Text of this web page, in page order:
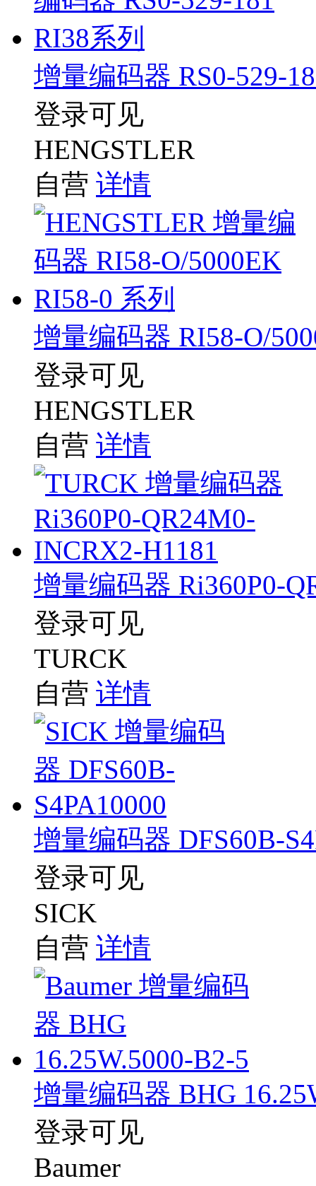
增量编码器 RS0-529-
登录可见
HENGSTLER
自营 详情
增量编码器 RI58-O/
登录可见
HENGSTLER
自营 详情
增量编码器 Ri360P0-
登录可见
TURCK
自营 详情
增量编码器 DFS60B-
登录可见
SICK
自营 详情
增量编码器 BHG
登录可见
Baumer